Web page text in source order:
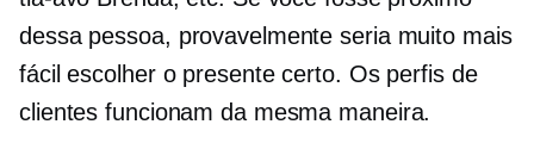
dessa pessoa, provavelmente seria muito mais
fácil escolher o presente certo. Os perfis de
clientes funcionam da mesma maneira.